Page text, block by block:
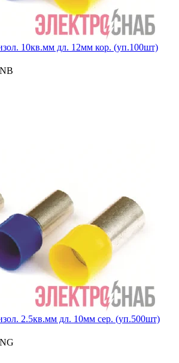
10кв.мм дл. 12мм кор. (уп.100шт)
2.5кв.мм дл. 10мм сер. (уп.500шт)